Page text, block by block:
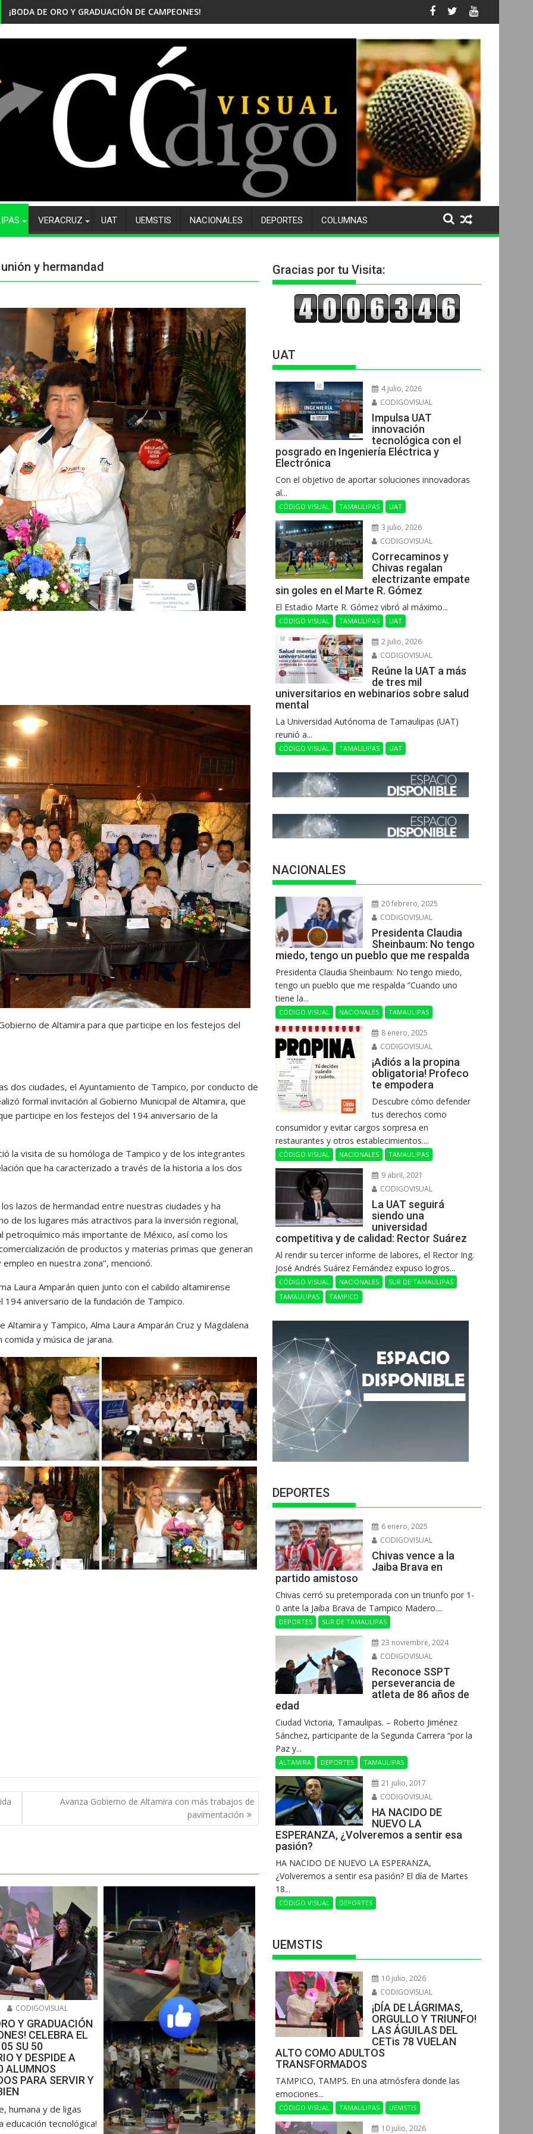
¡BODA DE ORO Y GRADUACIÓN DE CAMPEONES! CELEBRA EL CBTis No. 105 SU 50 ANIVERSARIO Y DESPIDE A MÁS DE 500
VERACRUZ UAT UEMSTIS NACIONALES DEPORTES COLUMNAS
y hermandad
de Altamira para que participe en los festejos del
dos ciudades, el Ayuntamiento de Tampico, por conducto de
formal invitación al Gobierno Municipal de Altamira, que
participe en los festejos del 194 aniversario de la
la visita de su homóloga de Tampico y de los integrantes
que ha caracterizado a través de la historia a los dos
lazos de hermandad entre nuestras ciudades y ha
de los lugares más atractivos para la inversión regional,
petroquímico más importante de México, así como los
de productos y materias primas que generan
en nuestra zona’’, mencionó.
Laura Amparán quien junto con el cabildo altamirense
aniversario de la fundación de Tampico.
y Tampico, Alma Laura Amparán Cruz y Magdalena
y música de jarana.
Avanza Gobierno de Altamira con más trabajos de
pavimentación
CODIGOVISUAL
Y GRADUACIÓN
CELEBRA EL
SU 50
Y DESPIDE A
ALUMNOS
PARA SERVIR Y
humana y de ligas
educación tecnológica!
Gracias por tu Visita:
UAT
4 julio, 2026
CODIGOVISUAL
Impulsa UAT
innovación
tecnológica con el
posgrado en Ingeniería Eléctrica y
Electrónica
Con el objetivo de aportar soluciones innovadoras
al...
CÓDIGO VISUAL TAMAULIPAS UAT
3 julio, 2026
CODIGOVISUAL
Correcaminos y
Chivas regalan
electrizante empate
sin goles en el Marte R. Gómez
El Estadio Marte R. Gómez vibró al máximo...
CÓDIGO VISUAL TAMAULIPAS UAT
2 julio, 2026
CODIGOVISUAL
Reúne la UAT a más
de tres mil
universitarios en webinarios sobre salud
mental
La Universidad Autónoma de Tamaulipas (UAT)
reunió a...
CÓDIGO VISUAL TAMAULIPAS UAT
NACIONALES
20 febrero, 2025
CODIGOVISUAL
Presidenta Claudia
Sheinbaum: No tengo
miedo, tengo un pueblo que me respalda
Presidenta Claudia Sheinbaum: No tengo miedo,
tengo un pueblo que me respalda ”Cuando uno
tiene la...
CÓDIGO VISUAL NACIONALES TAMAULIPAS
8 enero, 2025
CODIGOVISUAL
¡Adiós a la propina
obligatoria! Profeco
te empodera
Descubre cómo defender
tus derechos como
consumidor y evitar cargos sorpresa en
restaurantes y otros establecimientos....
CÓDIGO VISUAL NACIONALES TAMAULIPAS
9 abril, 2021
CODIGOVISUAL
La UAT seguirá
siendo una
universidad
competitiva y de calidad: Rector Suárez
Al rendir su tercer informe de labores, el Rector Ing.
José Andrés Suárez Fernández expuso logros...
CÓDIGO VISUAL NACIONALES
SUR DE TAMAULIPAS
TAMAULIPAS
TAMPICO
DEPORTES
6 enero, 2025
CODIGOVISUAL
Chivas vence a la
Jaiba Brava en
partido amistoso
Chivas cerró su pretemporada con un triunfo por 1-
0 ante la Jaiba Brava de Tampico Madero....
DEPORTES SUR DE TAMAULIPAS
23 noviembre, 2024
CODIGOVISUAL
Reconoce SSPT
perseverancia de
atleta de 86 años de
edad
Ciudad Victoria, Tamaulipas. – Roberto Jiménez
Sánchez, participante de la Segunda Carrera “por la
Paz y...
ALTAMIRA DEPORTES TAMAULIPAS
21 julio, 2017
CODIGOVISUAL
HA NACIDO DE
NUEVO LA
ESPERANZA, ¿Volveremos a sentir esa
pasión?
HA NACIDO DE NUEVO LA ESPERANZA,
¿Volveremos a sentir esa pasión? El día de Martes
18...
CÓDIGO VISUAL DEPORTES
UEMSTIS
10 julio, 2026
CODIGOVISUAL
¡DÍA DE LÁGRIMAS,
ORGULLO Y TRIUNFO!
LAS ÁGUILAS DEL
CETis 78 VUELAN
ALTO COMO ADULTOS
TRANSFORMADOS
​TAMPICO, TAMPS. En una atmósfera donde las
emociones...
CÓDIGO VISUAL TAMAULIPAS UEMSTIS
10 julio, 2026